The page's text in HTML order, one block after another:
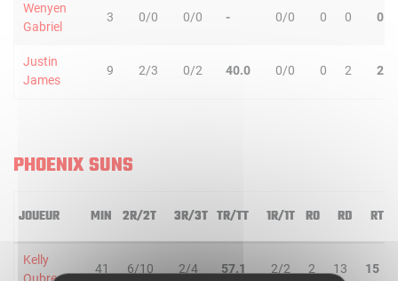
Wenyen
Gabriel
3 0/0 0/0 - 0/0 0 0 0
Justin
James
9 2/3 0/2 40.0 0/0 0 2 2
PHOENIX SUNS
JOUEUR MIN 2R/2T 3R/3T TR/TT 1R/1T RO RD RT
Kelly
41 6/10 2/4 57.1 2/2 2 13 15